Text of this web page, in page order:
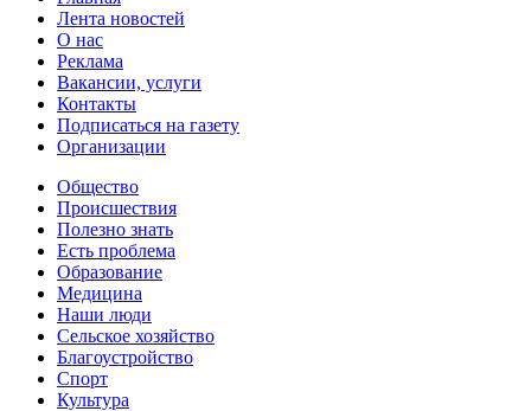
Лента новостей
О нас
Реклама
Вакансии, услуги
Контакты
Подписаться на газету
Организации
Общество
Происшествия
Полезно знать
Есть проблема
Образование
Медицина
Наши люди
Сельское хозяйство
Благоустройство
Спорт
Культура